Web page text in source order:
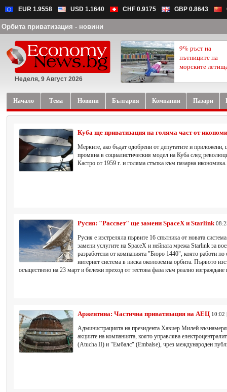
EUR 1.9558 USD 1.1640 CHF 0.9175 GBP 0.8643
Орбита приватизация - новини
Неделя, 9 Август 2026
9% ръст на
пътниците на
морските
Начало Тема Новини България Компании Пазари
Куба ще приватизация на голяма част от
Мерките, ако бъдат одобрени от депутатите и приложени,
промяна в социалистическия модел на Куба след
Кастро от 1959 г. и голяма стъпка към пазарна икономика.
Русия: "Рассвет" ще замени SpaceX и Starlink
Русия е изстреляла първите 16 спътника от новата
замени услугите на SpaceX и нейната мрежа Starlink за
разработени от компанията "Бюро 1440", която работи по
интернет система в ниска околоземна орбита. Първото
осъществено на 23 март и бележи преход от тестова фаза към реално изграждане
Аржентина: Частична приватизация на АЕЦ 10:02
Администрацията на президента Хавиер Милей
акциите на компанията, която управлява
(Atucha II) и "Ембалс" (Embalse), чрез международен